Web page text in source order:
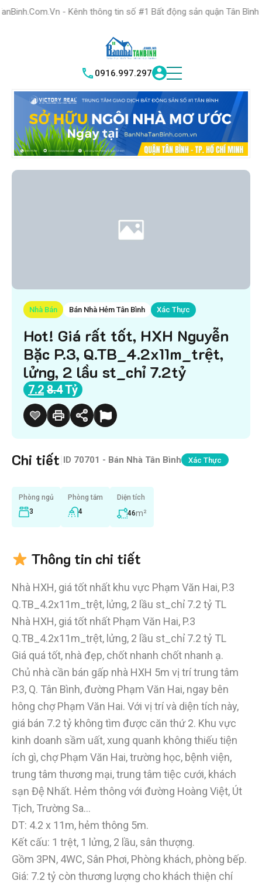
- Kênh thông tin số #1 Bất động sản quận Tân Bình "Nơi bạn
0916.997.297
Nhà Bán Bán Nhà Hẻm Tân Bình Xác Thực
Hot! Giá rất tốt, HXH Nguyễn
Bặc P.3, Q.TB_4.2x11m_trệt,
lửng, 2 lầu st_chỉ 7.2tỷ
7.2 8.4Tỷ
Chi tiết ID 70701 - Bán Nhà Tân Bình Xác Thực
Phòng ngủ
3
Phòng tắm
4
Diện tích
46m²
Thông tin chi tiết
Nhà HXH, giá tốt nhất khu vực Phạm Văn Hai, P.3
Q.TB_4.2x11m_trệt, lửng, 2 lầu st_chỉ 7.2 tỷ TL
Nhà HXH, giá tốt nhất Phạm Văn Hai, P.3
Q.TB_4.2x11m_trệt, lửng, 2 lầu st_chỉ 7.2 tỷ TL
Giá quá tốt, nhà đẹp, chốt nhanh chốt nhanh ạ.
Chủ nhà cần bán gấp nhà HXH 5m vị trí trung tâm
P.3, Q. Tân Bình, đường Phạm Văn Hai, ngay bên
hông chợ Phạm Văn Hai. Với vị trí và diện tích này,
giá bán 7.2 tỷ không tìm được căn thứ 2. Khu vực
kinh doanh sầm uất, xung quanh không thiếu tiện
ích gì, chợ Phạm Văn Hai, trường học, bệnh viện,
trung tâm thương mại, trung tâm tiệc cưới, khách
sạn Đệ Nhất. Hẻm thông với đường Hoàng Việt, Út
Tịch, Trường Sa…
DT: 4.2 x 11m, hẻm thông 5m.
Kết cấu: 1 trệt, 1 lửng, 2 lầu, sân thượng.
Gồm 3PN, 4WC, Sân Phơi, Phòng khách, phòng bếp.
Giá: 7.2 tỷ còn thương lượng cho khách thiện chí
HỆ THỐNG TRUNG
TÂM GIAO DỊCH BĐS TỐT NHẤT QUẬN
TÂN BÌNH VICTORY REAL TÌM HIỂU NGAY|